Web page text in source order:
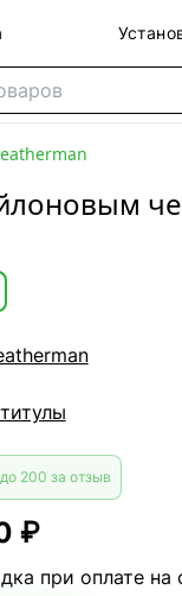
200 за отзыв
₽
при оплате на